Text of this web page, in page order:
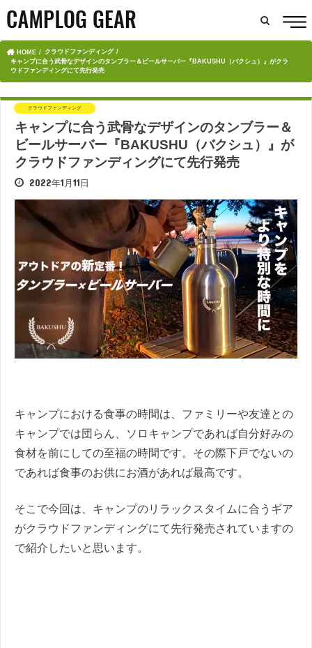
HOME
クラウドファンディング
キャンプに合う武骨なデザインのタンブラー＆ビールサーバー『BAKUSHU（バクシュ）』がクラ
ウドファンディングにて先行発売
クラウドファンディング
キャンプに合う武骨なデザインのタンブラー＆
ビールサーバー『BAKUSHU（バクシュ）』が
クラウドファンディングにて先行発売
2022年1月11日
キャンプにおける食事の時間は、ファミリーや友達との
キャンプでは団らん、ソロキャンプであれば自分好みの
食材を前にしての至福の時間です。その際下戸でないの
であれば食事のお供にお酒があれば最高です。
そこで今回は、キャンプのリラックスタイムに合うギア
がクラウドファンディングにて先行発売されていますの
で紹介したいと思います。